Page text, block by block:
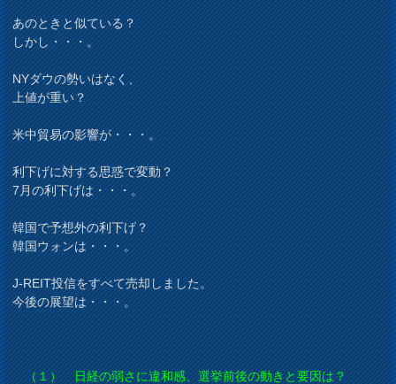
あのときと似ている？
しかし・・・。
NYダウの勢いはなく、
上値が重い？
米中貿易の影響が・・・。
利下げに対する思惑で変動？
7月の利下げは・・・。
韓国で予想外の利下げ？
韓国ウォンは・・・。
J-REIT投信をすべて売却しました。
今後の展望は・・・。
（１） 日経の弱さに違和感、選挙前後の動きと要因は？